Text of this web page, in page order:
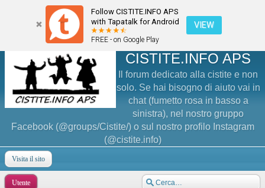
Follow CISTITE.INFO APS
with Tapatalk for Android
FREE - on Google Play
VIEW
CISTITE.INFO APS
Il forum dedicato alla cistite e non
solo. Se hai bisogno di aiuto vai in
chat (fumetto rosa in basso a
sinistra), nel nostro gruppo
Facebook (@groups/Cistite/) o sul nostro profilo Instagram
(@cistite.info)
Visita il sito
Utente